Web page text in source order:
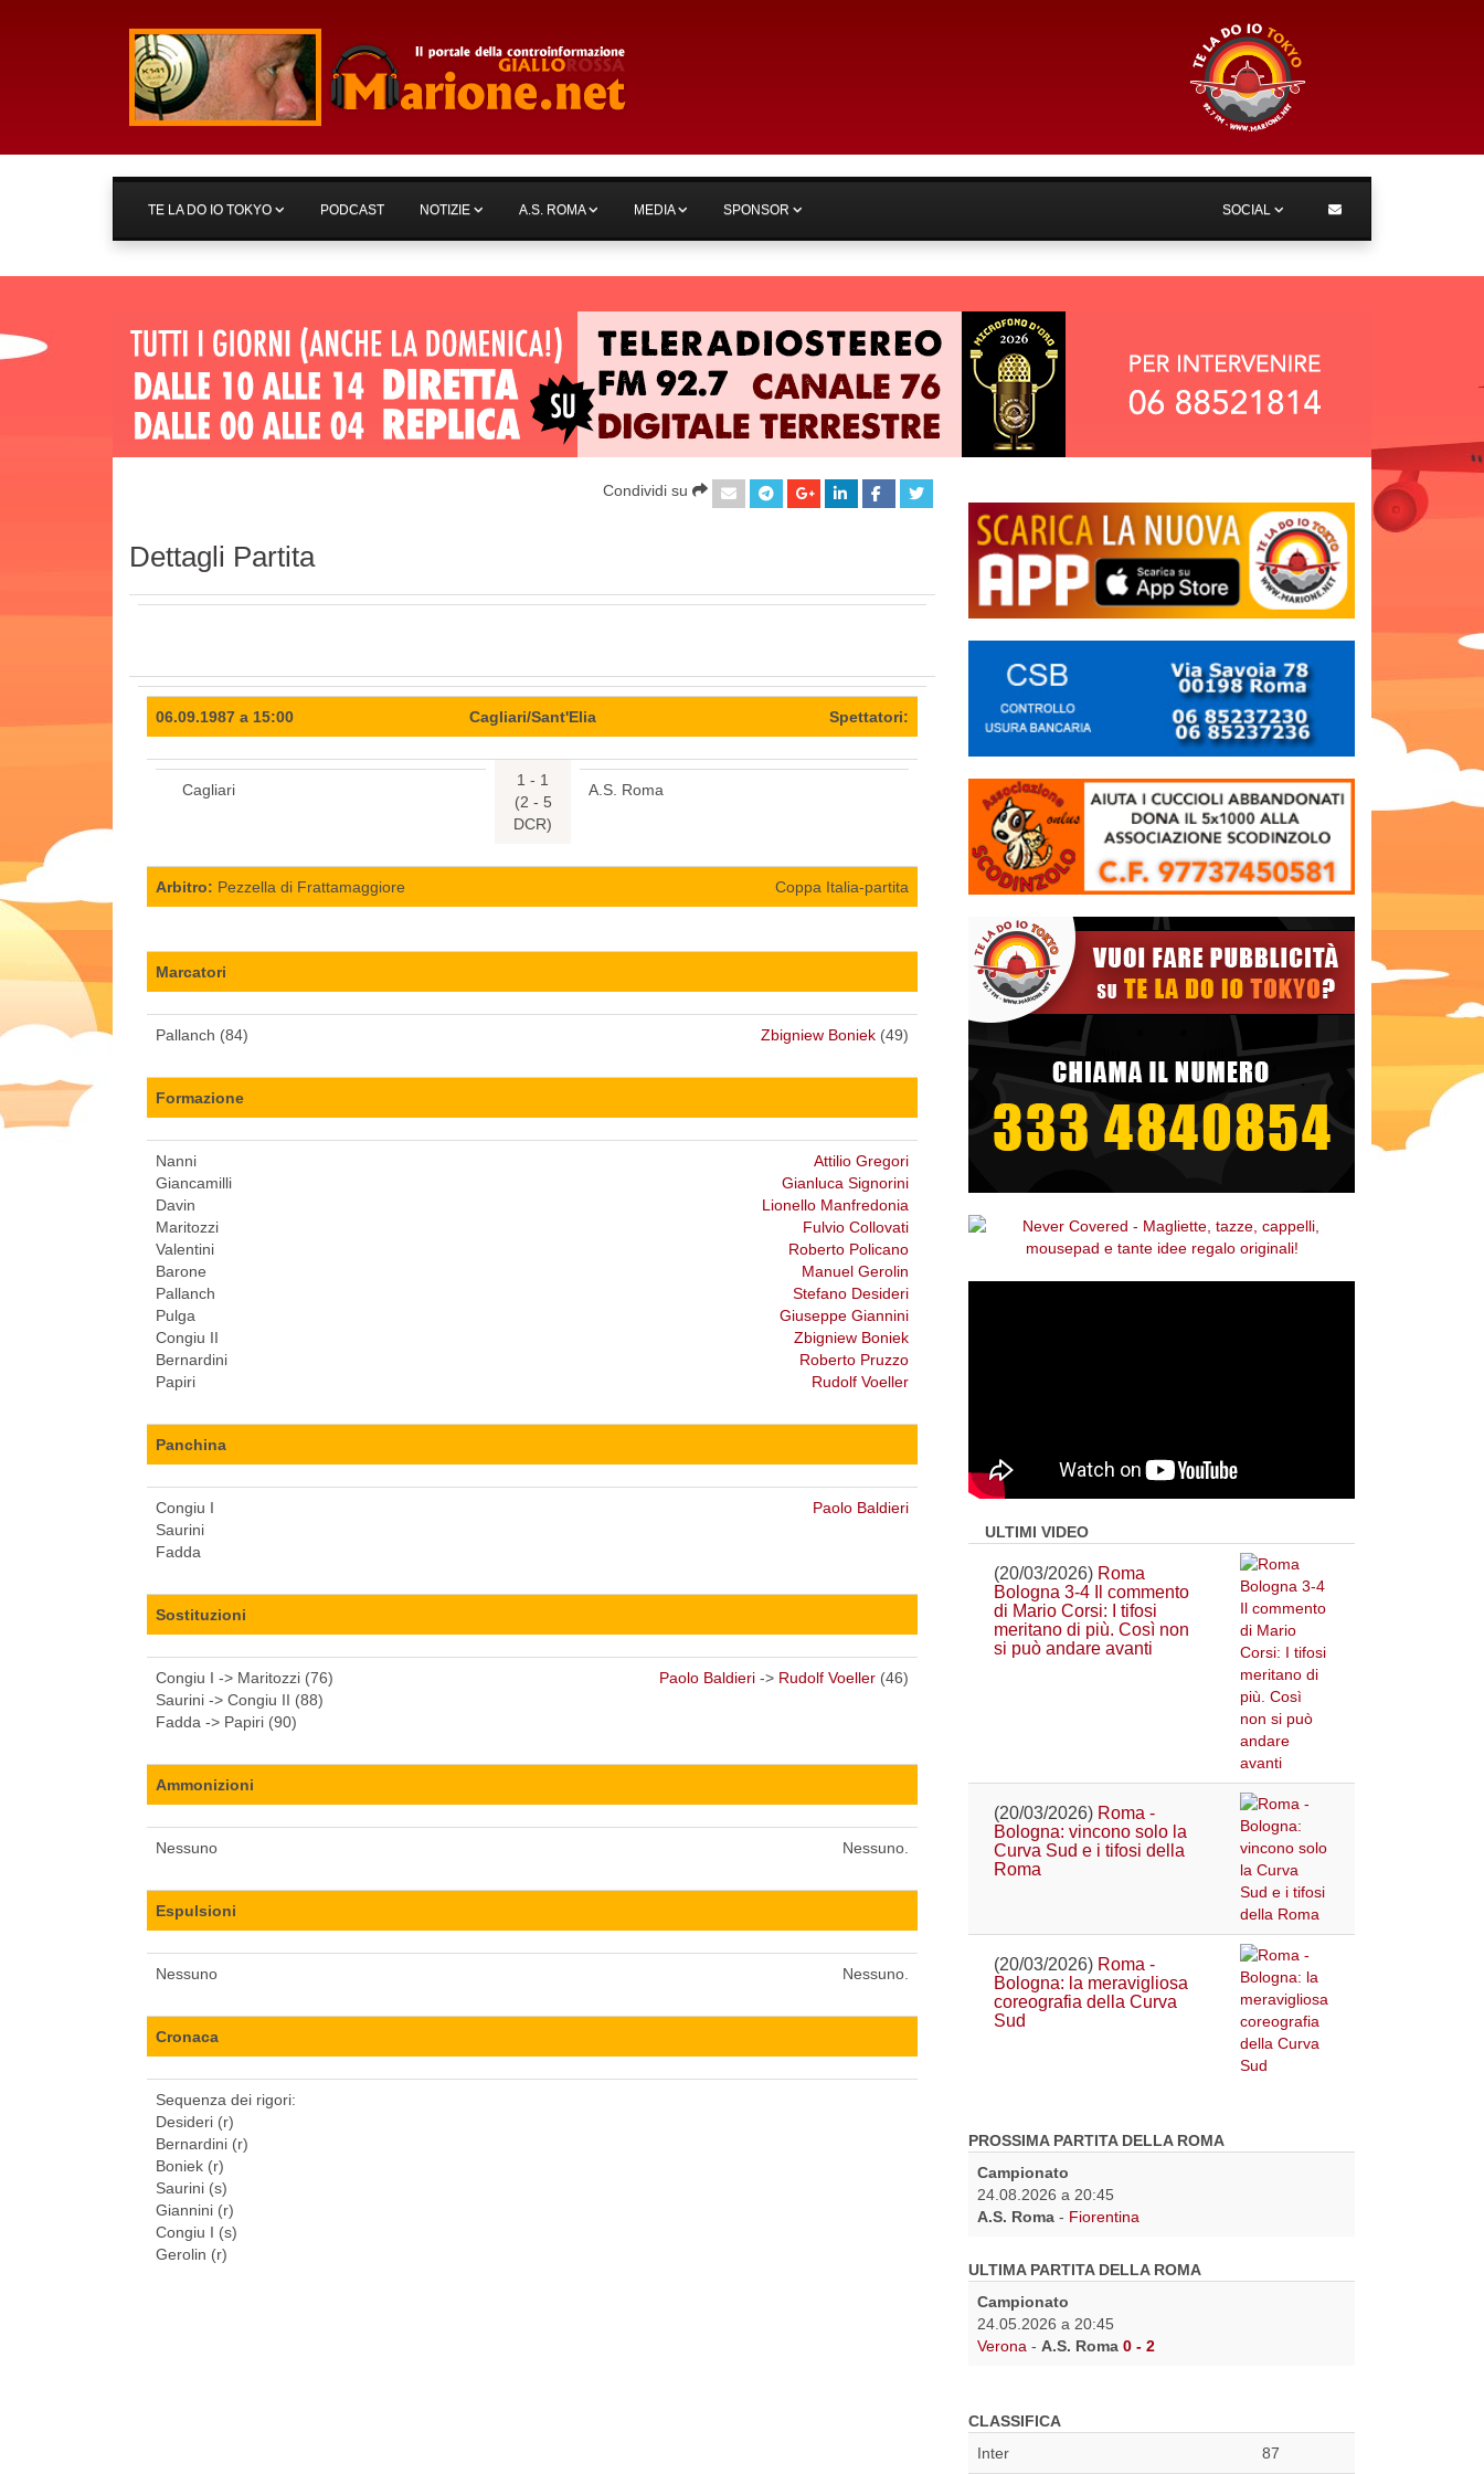
TE LA DO IO TOKYO PODCAST NOTIZIE A.S. ROMA MEDIA SPONSOR SOCIAL
Condividi su
Dettagli Partita
06.09.1987 a 15:00 Cagliari/Sant'Elia Spettatori:
Cagliari
1 - 1
(2 - 5
DCR)
A.S. Roma
Arbitro: Pezzella di Frattamaggiore Coppa Italia-partita
Marcatori
Pallanch (84) Zbigniew Boniek (49)
Formazione
Nanni
Giancamilli
Davin
Maritozzi
Valentini
Barone
Pallanch
Pulga
Congiu II
Bernardini
Papiri
Attilio Gregori
Gianluca Signorini
Lionello Manfredonia
Fulvio Collovati
Roberto Policano
Manuel Gerolin
Stefano Desideri
Giuseppe Giannini
Zbigniew Boniek
Roberto Pruzzo
Rudolf Voeller
Panchina
Congiu I
Saurini
Fadda
Paolo Baldieri
Sostituzioni
Congiu I -> Maritozzi (76)
Saurini -> Congiu II (88)
Fadda -> Papiri (90)
Paolo Baldieri -> Rudolf Voeller (46)
Ammonizioni
Nessuno Nessuno.
Espulsioni
Nessuno Nessuno.
Cronaca
Sequenza dei rigori:
Desideri (r)
Bernardini (r)
Boniek (r)
Saurini (s)
Giannini (r)
Congiu I (s)
Gerolin (r)
ULTIMI VIDEO
(20/03/2026) Roma
Bologna 3-4 Il commento
di Mario Corsi: I tifosi
meritano di più. Così non
si può andare avanti
(20/03/2026) Roma -
Bologna: vincono solo la
Curva Sud e i tifosi della
Roma
(20/03/2026) Roma -
Bologna: la meravigliosa
coreografia della Curva
Sud
PROSSIMA PARTITA DELLA ROMA
Campionato
24.08.2026 a 20:45
A.S. Roma - Fiorentina
ULTIMA PARTITA DELLA ROMA
Campionato
24.05.2026 a 20:45
Verona - A.S. Roma 0 - 2
CLASSIFICA
Inter
87